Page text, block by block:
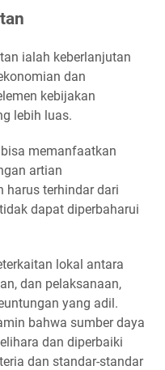
ialah keberlanjutan
dan
kebijakan
lebih luas.
memanfaatkan
artian
harus terhindar dari
dapat diperbaharui
lokal antara
dan pelaksanaan,
yang adil.
bahwa sumber daya
dan diperbaiki
dan standar-standar